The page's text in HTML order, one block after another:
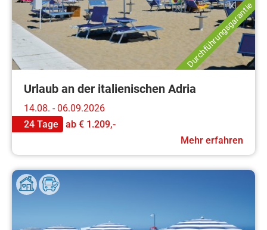
Durchführungsgarantie
Urlaub an der italienischen Adria
14.08. - 06.09.2026
24 Tage
ab € 1.209,-
Mehr erfahren